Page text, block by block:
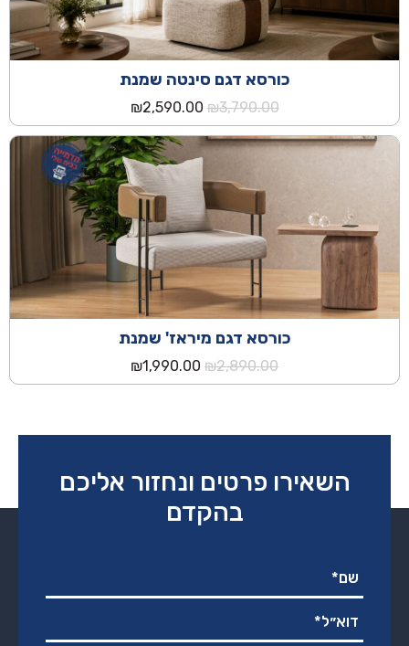
כורסא דגם סינטה שמנת
₪3,790.00
המחיר
המקורי
היה:
₪3,790.00.
₪2,590.00
הנוכחי
הוא:
₪2,590.00.
כורסא דגם מיראז' שמנת
₪2,890.00
המחיר
המקורי
₪1,990.00
הנוכחי
השאירו פרטים ונחזור אליכם
בהקדם